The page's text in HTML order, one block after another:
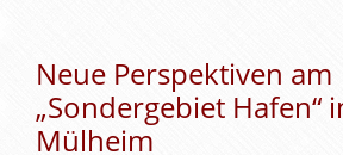
Neue Perspektiven am
„Sondergebiet Hafen“
Mülheim